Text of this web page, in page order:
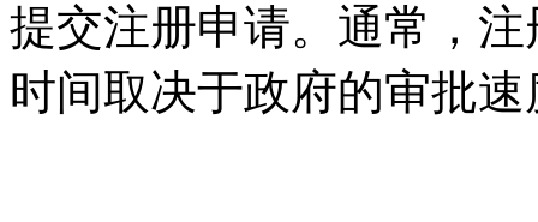
提交注册申请。通常，
时间取决于政府的审批速